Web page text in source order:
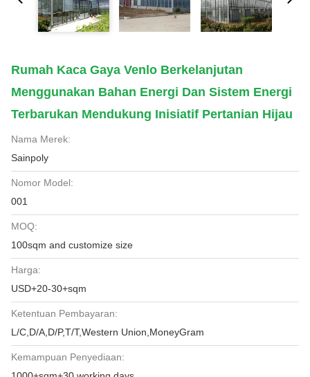
Rumah Kaca Gaya Venlo Berkelanjutan
Menggunakan Bahan Energi Dan Sistem Energi
Terbarukan Mendukung Inisiatif Pertanian Hijau
Nama Merek:
Sainpoly
Nomor Model:
001
MOQ:
100sqm and customize size
Harga:
USD+20-30+sqm
Ketentuan Pembayaran:
L/C,D/A,D/P,T/T,Western Union,MoneyGram
Kemampuan Penyediaan: